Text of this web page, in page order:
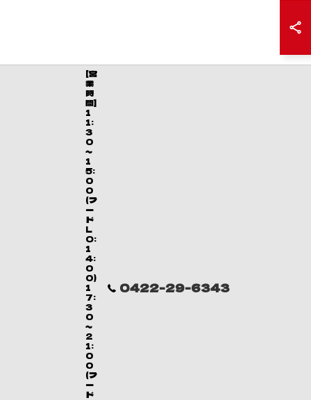
0422-29-6343
[営
業
時
間]
1
1:
3
0
～
1
5:
0
0
(フ
ー
ド
L
O:
1
4:
0
0)
1
7:
3
0
～
2
1:
0
0
(フ
ー
ド